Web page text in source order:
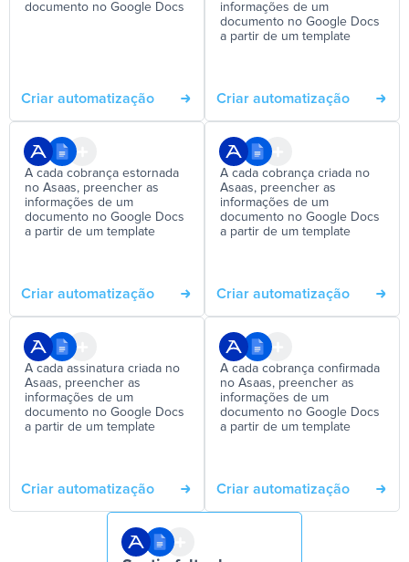
documento no Google Docs
Criar automatização
informações de um
documento no Google Docs
a partir de um template
Criar automatização
A cada cobrança estornada
no Asaas, preencher as
informações de um
documento no Google Docs
a partir de um template
Criar automatização
A cada cobrança criada no
Asaas, preencher as
informações de um
documento no Google Docs
a partir de um template
Criar automatização
A cada assinatura criada no
Asaas, preencher as
informações de um
documento no Google Docs
a partir de um template
Criar automatização
A cada cobrança confirmada
no Asaas, preencher as
informações de um
documento no Google Docs
a partir de um template
Criar automatização